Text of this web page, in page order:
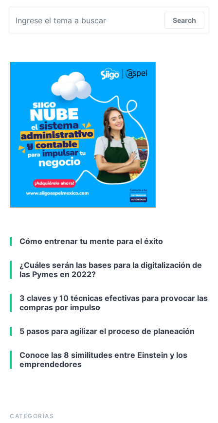
Search
Cómo entrenar tu mente para el éxito
¿Cuáles serán las bases para la digitalización de
las Pymes en 2022?
3 claves y 10 técnicas efectivas para provocar las
compras por impulso
5 pasos para agilizar el proceso de planeación
Conoce las 8 similitudes entre Einstein y los
emprendedores
CATEGORÍAS